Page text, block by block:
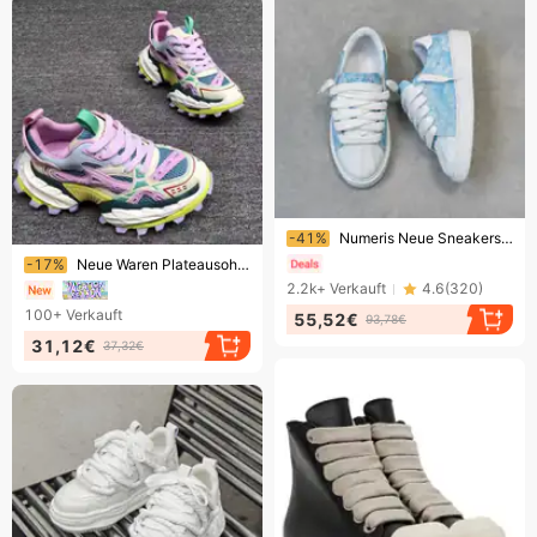
Endet bald!
-41% Numeris Neue Sneakers mit Shell-Toe-Zehenkappe, langärmeliger Sohle, niedrigem Schaft, lässigen Sportschuhen, vielseitigen Schnürschuhen für Herren.
2.2k+ Verkauft 4.6(320)
55,52€ 93,78€
Endet bald!
-17% Neue Waren Plateausohle Herrenschuhe Mesh Atmungsaktiv Rutschfeste Verschleißfeste Freizeitschuhe Papa Schuhe
100+ Verkauft
31,12€ 37,32€